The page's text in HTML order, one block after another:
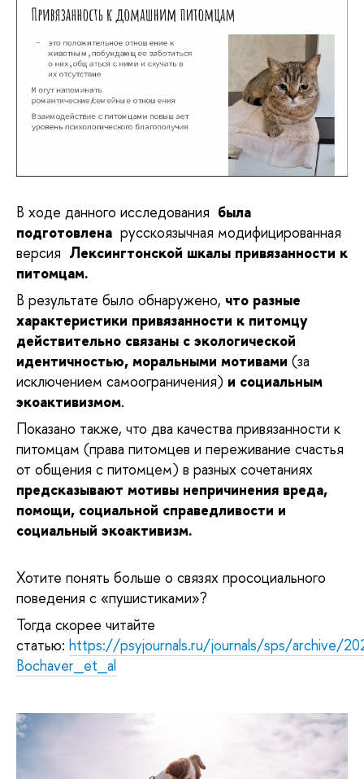
В ходе данного исследования была
подготовлена русскоязычная модифицированная
версия Лексингтонской шкалы привязанности к
питомцам.
В результате было обнаружено, что разные
характеристики привязанности к питомцу
действительно связаны с экологической
идентичностью, моральными мотивами (за
исключением самоограничения) и социальным
экоактивизмом.
Показано также, что два качества привязанности к
питомцам (права питомцев и переживание счастья
от общения с питомцем) в разных сочетаниях
предсказывают мотивы непричинения вреда,
помощи, социальной справедливости и
социальный экоактивизм.
Хотите понять больше о связях просоциального
поведения с «пушистиками»?
Тогда скорее читайте
статью: https://psyjournals.ru/journals/sps/archive/
Bochaver_et_al